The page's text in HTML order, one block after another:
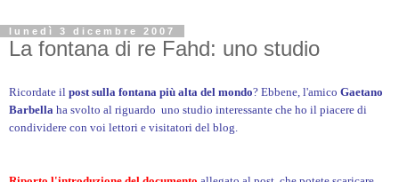
lunedì 3 dicembre 2007
La fontana di re Fahd: uno studio
Ricordate il post sulla fontana più alta del mondo? Ebbene, l'amico Gaetano
Barbella ha svolto al riguardo uno studio interessante che ho il piacere di
condividere con voi lettori e visitatori del blog.